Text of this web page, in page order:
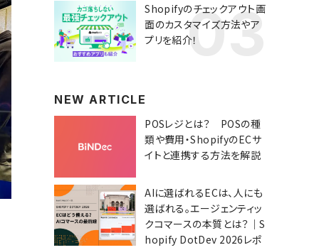
Shopifyのチェックアウト画
面のカスタマイズ方法やア
プリを紹介！
NEW ARTICLE
POSレジとは？ POSの種
類や費用・ShopifyのECサ
イトと連携する方法を解説
AIに選ばれるECは、人にも
選ばれる。エージェンティッ
クコマースの本質とは？｜S
hopify DotDev 2026レポ